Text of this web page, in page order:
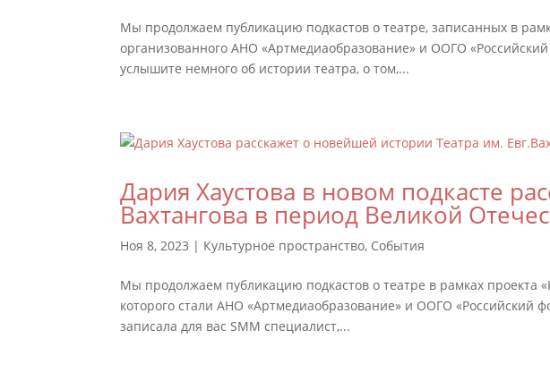
Мы продолжаем публикацию подкастов о театре, записанных в
организованного АНО «Артмедиаобразование» и ООГО
услышите немного об истории театра, о том,...
Дария Хаустова в новом подкасте
Вахтангова в период Великой
Ноя 8, 2023 | Культурное пространство, События
Мы продолжаем публикацию подкастов о театре в рамках проекта
которого стали АНО «Артмедиаобразование» и ООГО «Российский
записала для вас SMM специалист,...